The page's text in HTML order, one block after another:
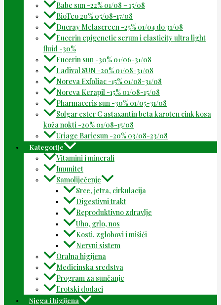
Babe sun -22% 01/08 – 15/08
BioTeo 20% 05/08-17/08
Ducray Melascreen -25% 01/04 do 31/08
Eucerin epigenetic serum i elasticity ultra light
fluid -30%
Eucerin sun -30% 01/06-31/08
Ladival SUN -20% 01/08-31/08
Noreva Exfoliac -15% 01/08-31/08
Noreva Kerapil -15% 01/08-15/08
Pharmaceris sun -30% 01/05-31/08
Solgar ester C astaxantin beta karoten cink kosa
koža nokti -20% 01/08-15/08
Uriage Bariesun -20% 03/08-23/08
Kategorije
Vitamini i minerali
Imunitet
Samoliječenje
Srce, jetra, cirkulacija
Digestivni trakt
Reproduktivno zdravlje
Uho, grlo, nos
Kosti, zglobovi i mišići
Nervni sistem
Oralna higijena
Medicinska sredstva
Program za sunčanje
Erotski dodaci
Njega i higijena